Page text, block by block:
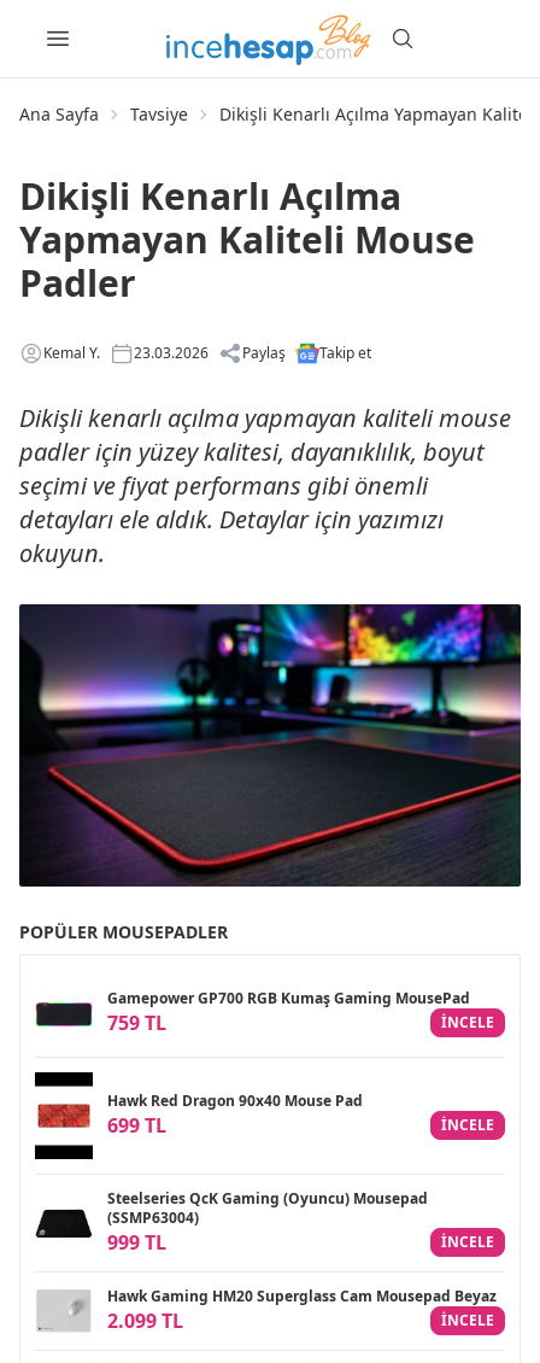
Ana Sayfa Tavsiye Dikişli Kenarlı Açılma Yapmayan
Dikişli Kenarlı Açılma
Yapmayan Kaliteli Mouse
Padler
Kemal Y. 23.03.2026 Paylaş Takip et
Dikişli kenarlı açılma yapmayan kaliteli mouse
padler için yüzey kalitesi, dayanıklılık, boyut
seçimi ve fiyat performans gibi önemli
detayları ele aldık. Detaylar için yazımızı
okuyun.
POPÜLER MOUSEPADLER
Gamepower GP700 RGB Kumaş Gaming MousePad
759 TL INCELE
Hawk Red Dragon 90x40 Mouse Pad
699 TL INCELE
Steelseries QcK Gaming (Oyuncu) Mousepad
(SSMP63004)
999 TL INCELE
Hawk Gaming HM20 Superglass Cam Mousepad Beyaz
2.099 TL INCELE